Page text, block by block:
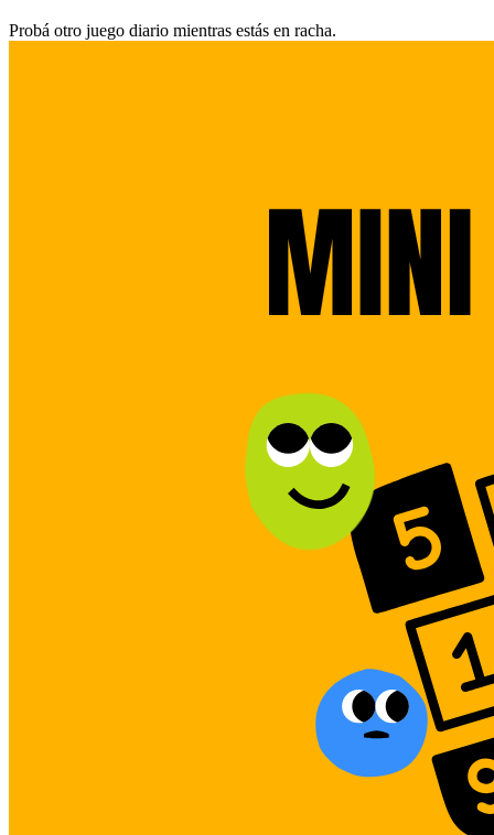
Probá otro juego diario mientras estás en racha.